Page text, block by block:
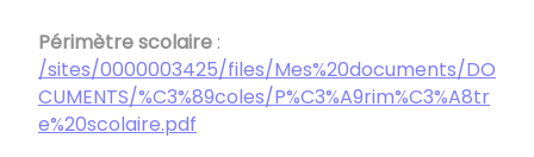
Périmètre scolaire :
/sites/0000003425/files/Mes%20documents/DO
CUMENTS/%C3%89coles/P%C3%A9rim%C3%A8tr
e%20scolaire.pdf